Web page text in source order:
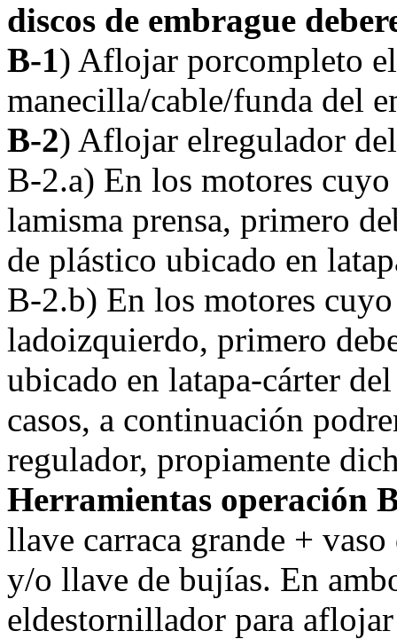
discos de embrague
B-1) Aflojar porcompleto
manecilla/cable/funda del
B-2) Aflojar elregulador
B-2.a) En los motores
lamisma prensa, primero
de plástico ubicado en
B-2.b) En los motores
ladoizquierdo, primero
ubicado en latapa-cárter
casos, a continuación
regulador, propiamente
Herramientas operación
llave carraca grande +
y/o llave de bujías. En
eldestornillador para